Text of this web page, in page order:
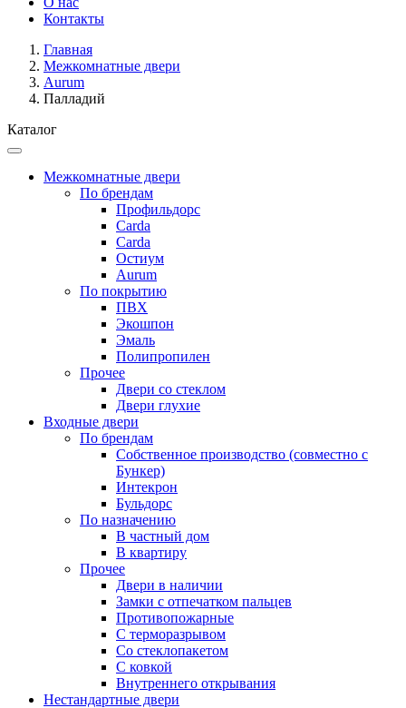
Контакты
Главная
Межкомнатные двери
Aurum
Палладий
Каталог
Межкомнатные двери
По брендам
Профильдорс
Carda
Carda
Остиум
Aurum
По покрытию
ПВХ
Экошпон
Эмаль
Полипропилен
Прочее
Двери со стеклом
Двери глухие
Входные двери
По брендам
Собственное производство (совместно с
Бункер)
Интекрон
Бульдорс
По назначению
В частный дом
В квартиру
Прочее
Двери в наличии
Замки с отпечатком пальцев
Противопожарные
С терморазрывом
Со стеклопакетом
С ковкой
Внутреннего открывания
Нестандартные двери